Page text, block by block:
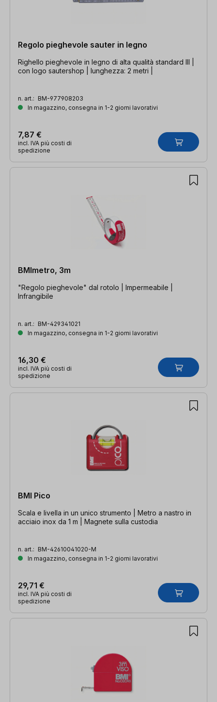
Regolo pieghevole sauter in legno
Righello pieghevole in legno di alta qualità standard III |
con logo sautershop | lunghezza: 2 metri |
n. art.: BM-977908203
In magazzino, consegna in 1-2 giorni lavorativi
7,87 €
incl. IVA più costi di
spedizione
BMImetro, 3m
"Regolo pieghevole" dal rotolo | Impermeabile |
Infrangibile
n. art.: BM-429341021
In magazzino, consegna in 1-2 giorni lavorativi
16,30 €
incl. IVA più costi di
spedizione
BMI Pico
Scala e livella in un unico strumento | Metro a nastro in
acciaio inox da 1 m | Magnete sulla custodia
n. art.: BM-42610041020-M
In magazzino, consegna in 1-2 giorni lavorativi
29,71 €
incl. IVA più costi di
spedizione